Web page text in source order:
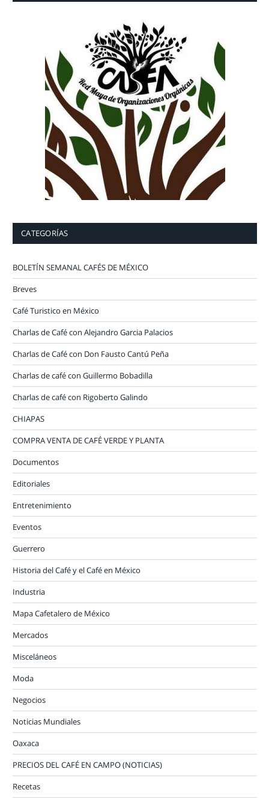
CATEGORÍAS
BOLETÍN SEMANAL CAFÉS DE MÉXICO
Breves
Café Turistico en México
Charlas de Café con Alejandro Garcia Palacios
Charlas de Café con Don Fausto Cantú Peña
Charlas de café con Guillermo Bobadilla
Charlas de café con Rigoberto Galindo
CHIAPAS
COMPRA VENTA DE CAFÉ VERDE Y PLANTA
Documentos
Editoriales
Entretenimiento
Eventos
Guerrero
Historia del Café y el Café en México
Industria
Mapa Cafetalero de México
Mercados
Misceláneos
Moda
Negocios
Noticias Mundiales
Oaxaca
PRECIOS DEL CAFÉ EN CAMPO (NOTICIAS)
Recetas